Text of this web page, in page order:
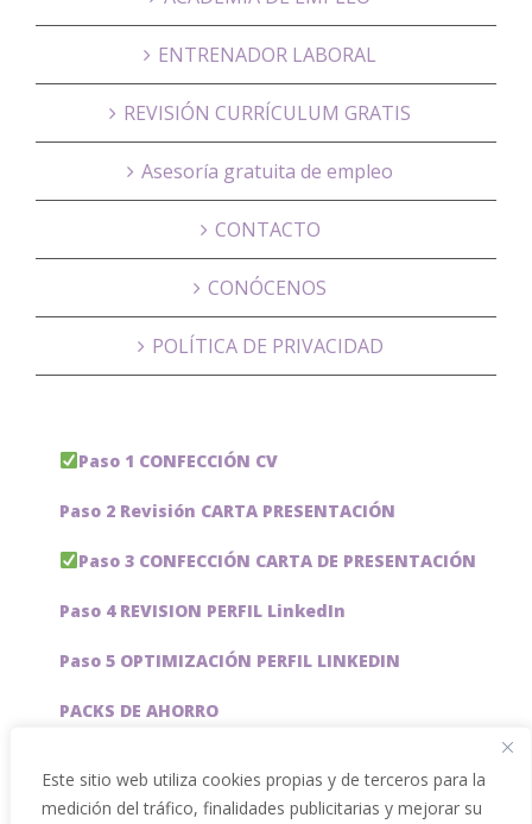
Este sitio web utiliza cookies propias y de terceros para la
medición del tráfico, finalidades publicitarias y mejorar su
ENTRENADOR LABORAL
REVISIÓN CURRÍCULUM GRATIS
Asesoría gratuita de empleo
CONTACTO
CONÓCENOS
POLÍTICA DE PRIVACIDAD
Paso 1 CONFECCIÓN CV
Paso 2 Revisión CARTA PRESENTACIÓN
Paso 3 CONFECCIÓN CARTA DE PRESENTACIÓN
Paso 4 REVISION PERFIL LinkedIn
Paso 5 OPTIMIZACIÓN PERFIL LINKEDIN
PACKS DE AHORRO
Servicios especiales